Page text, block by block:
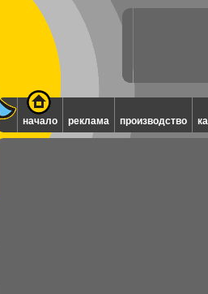
начало реклама производство